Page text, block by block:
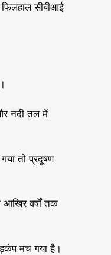
सीबीआई
नदी तल में
तो प्रदूषण
वर्षों तक
मच गया है।